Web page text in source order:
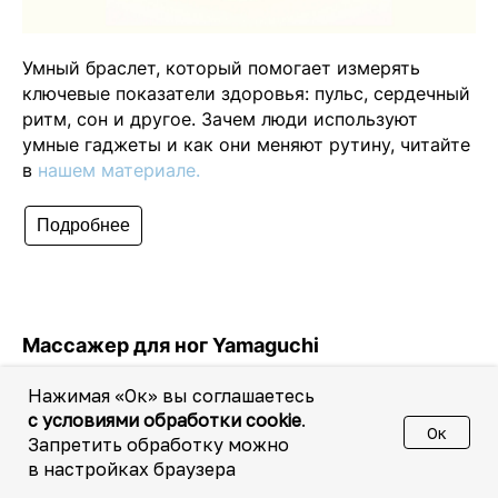
Умный браслет, который помогает измерять
ключевые показатели здоровья: пульс, сердечный
ритм, сон и другое. Зачем люди используют
умные гаджеты и как они меняют рутину, читайте
в нашем материале.
Подробнее
Массажер для ног Yamaguchi
24 500 ₽
Нажимая «Ок» вы соглашаетесь
с условиями обработки cookie.
Запретить обработку можно
в настройках браузера
Ок